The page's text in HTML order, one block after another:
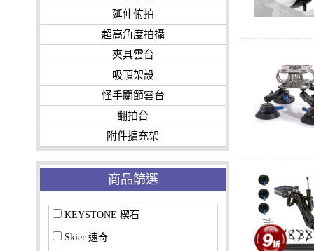
延伸俯拍
超高角度拍攝
夾具雲台
吸頂架設
怪手關節雲台
翻拍台
附件擴充架
商品篩選
KEYSTONE 楔石
Skier 速奇